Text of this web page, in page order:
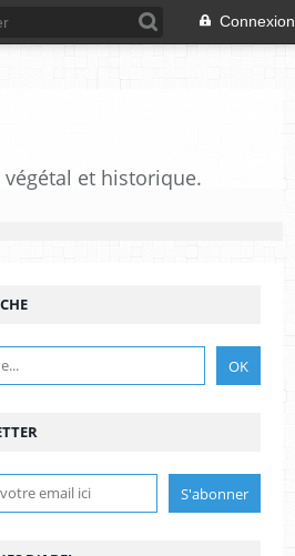
Connexion
et historique.